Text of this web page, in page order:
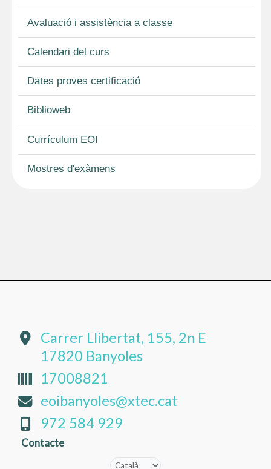
Avaluació i assistència a classe
Calendari del curs
Dates proves certificació
Biblioweb
Currículum EOI
Mostres d'exàmens
Carrer Llibertat, 155, 2n E
17820 Banyoles
17008821
eoibanyoles@xtec.cat
972 584 929
Contacte